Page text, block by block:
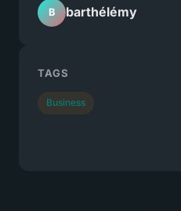
B barthélémy
TAGS
Business